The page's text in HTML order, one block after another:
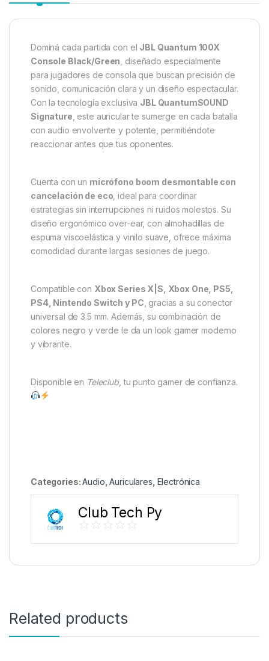
Dominá cada partida con el JBL Quantum 100X
Console Black/Green , diseñado especialmente
para jugadores de consola que buscan precisión de
sonido, comunicación clara y un diseño espectacular.
Con la tecnología exclusiva JBL QuantumSOUND
Signature , este auricular te sumerge en cada batalla
con audio envolvente y potente, permitiéndote
reaccionar antes que tus oponentes.
Cuenta con un micrófono boom desmontable con
cancelación de eco , ideal para coordinar
estrategias sin interrupciones ni ruidos molestos. Su
diseño ergonómico over-ear, con almohadillas de
espuma viscoelástica y vinilo suave, ofrece máxima
comodidad durante largas sesiones de juego.
Compatible con Xbox Series X|S, Xbox One, PS5,
PS4, Nintendo Switch y PC , gracias a su conector
universal de 3.5 mm. Además, su combinación de
colores negro y verde le da un look gamer moderno
y vibrante.
Disponible en Teleclub, tu punto gamer de confianza.
Categories:Audio ,Auriculares Electrónica
Club Tech Py
Related products